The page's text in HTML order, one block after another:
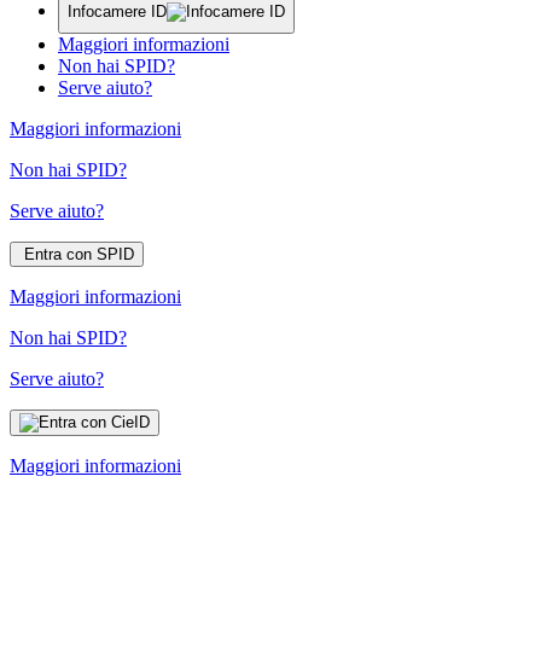
Infocamere ID
Maggiori informazioni
Non hai SPID?
Serve aiuto?
Maggiori informazioni
Non hai SPID?
Serve aiuto?
Entra con SPID
Maggiori informazioni
Non hai SPID?
Serve aiuto?
Maggiori informazioni